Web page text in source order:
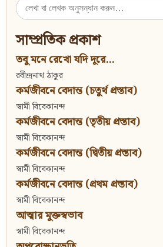
Search
for:
সাম্প্রতিক প্রকাশ
তবু মনে রেখো যদি দূরে...
রবীন্দ্রনাথ ঠাকুর
কর্মজীবনে বেদান্ত (চতুর্থ প্রস্তাব)
স্বামী বিবেকানন্দ
কর্মজীবনে বেদান্ত (তৃতীয় প্রস্তাব)
স্বামী বিবেকানন্দ
কর্মজীবনে বেদান্ত (দ্বিতীয় প্রস্তাব)
স্বামী বিবেকানন্দ
কর্মজীবনে বেদান্ত (প্রথম প্রস্তাব)
স্বামী বিবেকানন্দ
আত্মার মুক্তস্বভাব
স্বামী বিবেকানন্দ